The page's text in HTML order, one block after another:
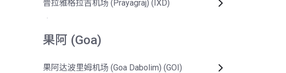
普拉雅格拉吉机场 (Prayagraj) (IXD)
果阿 (Goa)
果阿达波里姆机场 (Goa Dabolim) (GOI)